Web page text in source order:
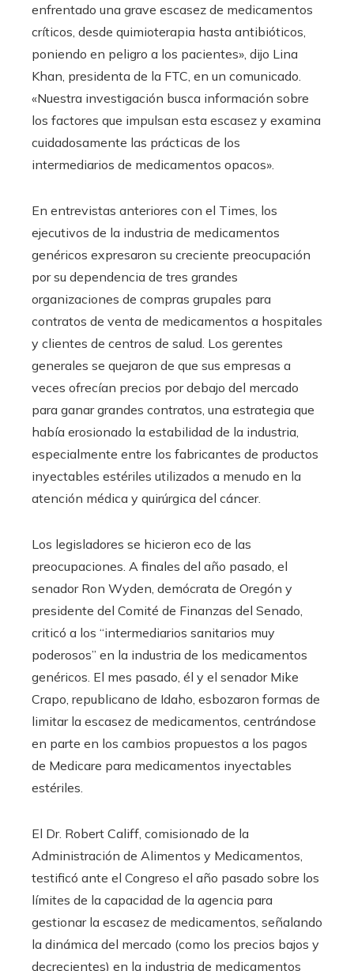
enfrentado una grave escasez de medicamentos
críticos, desde quimioterapia hasta antibióticos,
poniendo en peligro a los pacientes», dijo Lina
Khan, presidenta de la FTC, en un comunicado.
«Nuestra investigación busca información sobre
los factores que impulsan esta escasez y examina
cuidadosamente las prácticas de los
intermediarios de medicamentos opacos».
En entrevistas anteriores con el Times, los
ejecutivos de la industria de medicamentos
genéricos expresaron su creciente preocupación
por su dependencia de tres grandes
organizaciones de compras grupales para
contratos de venta de medicamentos a hospitales
y clientes de centros de salud. Los gerentes
generales se quejaron de que sus empresas a
veces ofrecían precios por debajo del mercado
para ganar grandes contratos, una estrategia que
había erosionado la estabilidad de la industria,
especialmente entre los fabricantes de productos
inyectables estériles utilizados a menudo en la
atención médica y quirúrgica del cáncer.
Los legisladores se hicieron eco de las
preocupaciones. A finales del año pasado, el
senador Ron Wyden, demócrata de Oregón y
presidente del Comité de Finanzas del Senado,
criticó a los “intermediarios sanitarios muy
poderosos” en la industria de los medicamentos
genéricos. El mes pasado, él y el senador Mike
Crapo, republicano de Idaho, esbozaron formas de
limitar la escasez de medicamentos, centrándose
en parte en los cambios propuestos a los pagos
de Medicare para medicamentos inyectables
estériles.
El Dr. Robert Califf, comisionado de la
Administración de Alimentos y Medicamentos,
testificó ante el Congreso el año pasado sobre los
límites de la capacidad de la agencia para
gestionar la escasez de medicamentos, señalando
la dinámica del mercado (como los precios bajos y
decrecientes) en la industria de medicamentos